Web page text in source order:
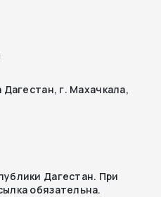
г. Махачкала,
Дагестан. При
обязательна.